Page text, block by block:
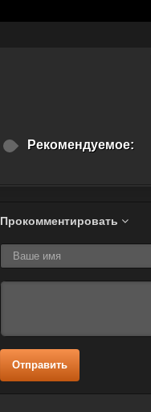
Рекомендуемое:
Прокомментировать
Отправить